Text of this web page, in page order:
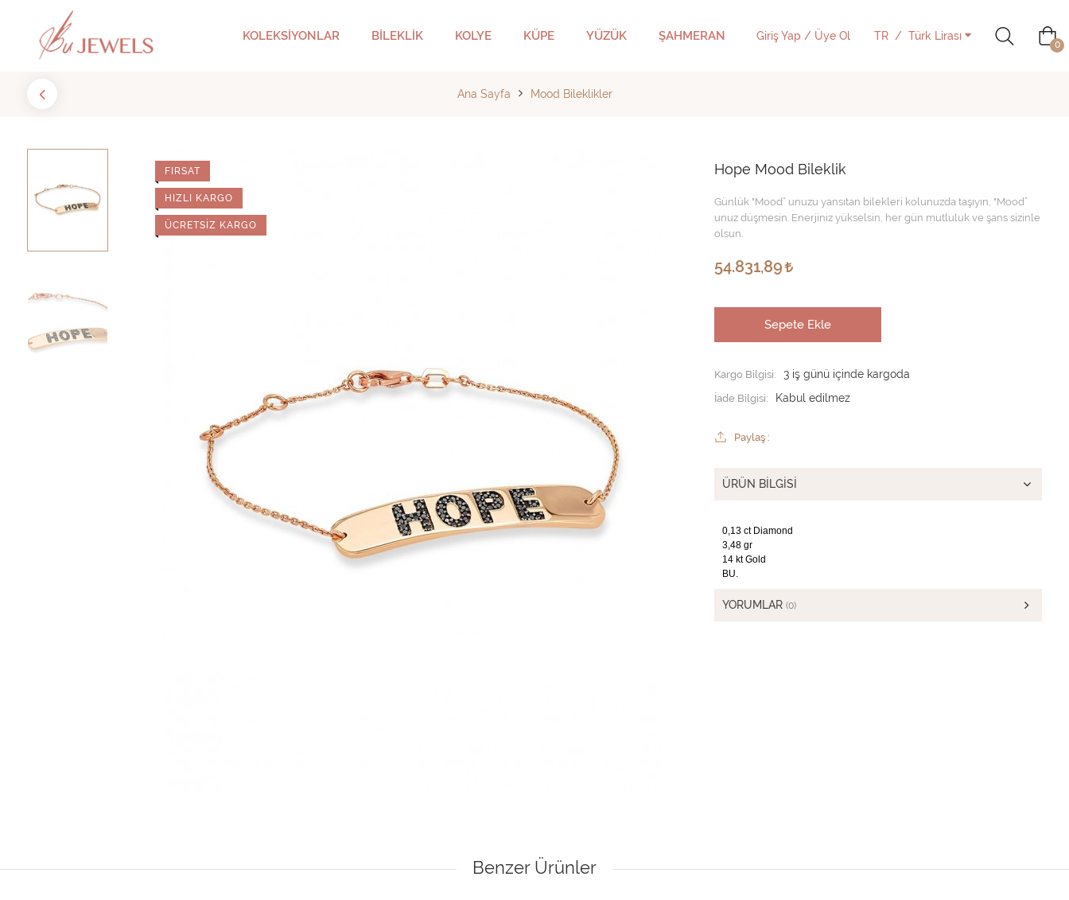
KOLEKSİYONLAR BİLEKLİK KOLYE KÜPE YÜZÜK ŞAHMERAN Giriş Yap / Üye Ol TR Türk Lirası
0
Ana Sayfa Mood Bileklikler
FIRSAT
HIZLI KARGO
ÜCRETSIZ KARGO
Hope Mood Bileklik
Günlük "Mood” unuzu yansıtan bilekleri kolunuzda taşıyın, "Mood”
unuz düşmesin. Enerjiniz yükselsin, her gün mutluluk ve şans sizinle
olsun.
54.831,89
Sepete Ekle
Kargo Bilgisi:
3 iş günü içinde kargoda
İade Bilgisi:
Paylaş :
ÜRÜN BILGISI
0,13 ct Diamond
3,48 gr
14 kt Gold
BU.
YORUMLAR (0)
Benzer Ürünler